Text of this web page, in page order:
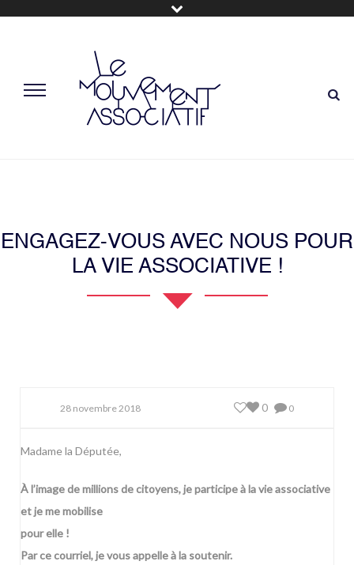
ENGAGEZ-VOUS AVEC NOUS POUR
LA VIE ASSOCIATIVE !
28 novembre 2018 0
0
Madame la Députée,
À l’image de millions de citoyens, je participe à la vie associative
et je me mobilise
pour elle !
Par ce courriel, je vous appelle à la soutenir.